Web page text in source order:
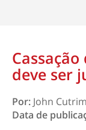
deve ser
Por: John Cutrim
Data de